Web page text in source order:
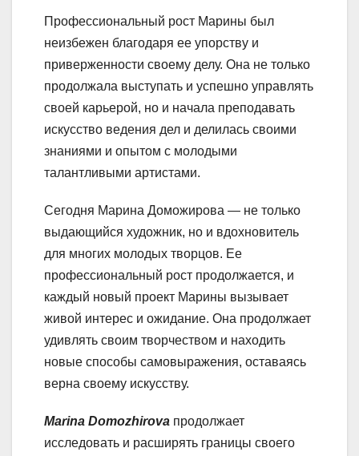
Профессиональный рост Марины был
неизбежен благодаря ее упорству и
приверженности своему делу. Она не только
продолжала выступать и успешно управлять
своей карьерой, но и начала преподавать
искусство ведения дел и делилась своими
знаниями и опытом с молодыми
талантливыми артистами.
Сегодня Марина Доможирова — не только
выдающийся художник, но и вдохновитель
для многих молодых творцов. Ее
профессиональный рост продолжается, и
каждый новый проект Марины вызывает
живой интерес и ожидание. Она продолжает
удивлять своим творчеством и находить
новые способы самовыражения, оставаясь
верна своему искусству.
Marina Domozhirova продолжает
исследовать и расширять границы своего